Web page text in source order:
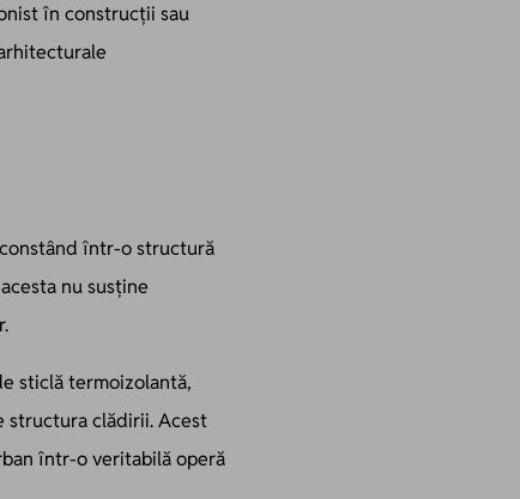
în construcții sau
într-o structură
nu susține
sticlă termoizolantă,
structura clădirii. Acest
într-o veritabilă operă